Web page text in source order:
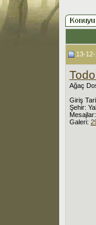
13-
Ağaç
Giriş
Şehir:
Galeri: